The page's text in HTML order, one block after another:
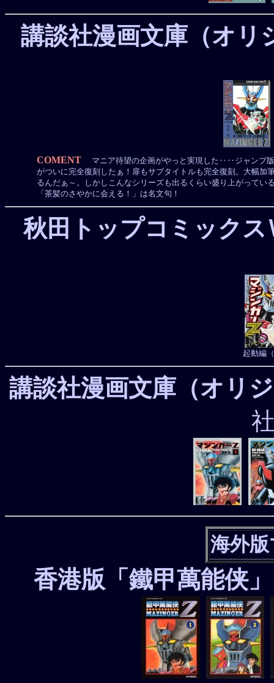
講談社漫画文庫（オリ
COMENT
マニア待望の企画がやっと実現した‥‥ジャンプ版
がついに完全復刻したぁ！扉もサブタイトルも完全復刻。大幅
るんだぁ～。しかしこんなシリーズも出るくらい盛り上がって
「茶髪のさやかに会える！」は名文句！
秋田トップコミックス
起動編
講談社漫画文庫（オリ
海外
香港版「鐵甲萬能侠」